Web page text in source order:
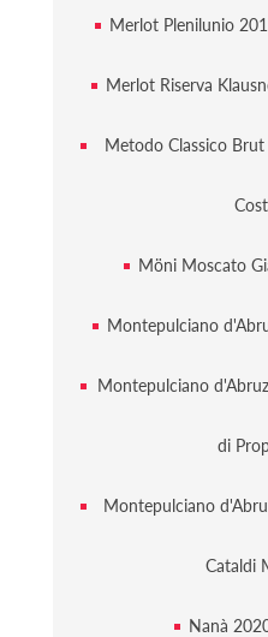
Merlot Plenilunio
Merlot Riserva
Metodo Classico
Möni Moscato
Montepulciano
Montepulciano
di
Montepulciano
Cataldi
Nanà